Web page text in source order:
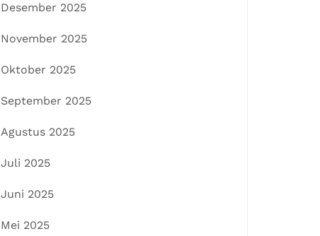
Desember 2025
November 2025
Oktober 2025
September 2025
Agustus 2025
Juli 2025
Juni 2025
Mei 2025